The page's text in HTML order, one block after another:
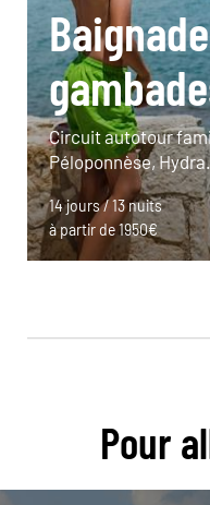
Circuit autotour
Péloponnèse, Hydra.
14 jours / 13 nuits
à partir de 1950€
Pour